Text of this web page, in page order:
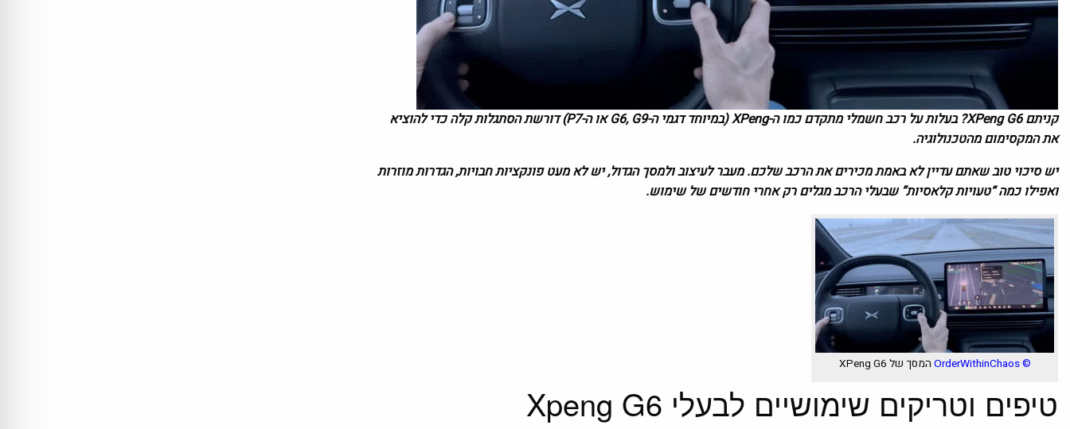
קניתם XPeng G6?
בעלות על רכב חשמלי מתקדם כמו ה-XPeng (במיוחד דגמי ה-G6, G9 או ה-P7) דורשת הסתגלות קלה כדי להוציא
את המקסימום מהטכנולוגיה.
יש סיכוי טוב שאתם עדיין לא באמת מכירים את הרכב שלכם. מעבר לעיצוב ולמסך הגדול, יש לא מעט פונקציות חבויות, הגדרות מוזרות
ואפילו כמה “טעויות קלאסיות” שבעלי הרכב מגלים רק אחרי חודשים של שימוש.
©
OrderWithinChaos המסך של XPeng G6
טיפים וטריקים שימושיים לבעלי Xpeng G6